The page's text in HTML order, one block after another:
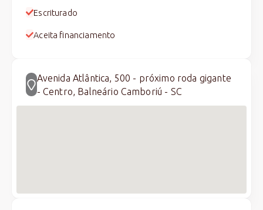
Escriturado
Aceita financiamento
Avenida Atlântica, 500 - próximo roda gigante
- Centro, Balneário Camboriú - SC